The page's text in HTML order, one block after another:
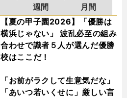
週間
月間
【夏の甲子園2026】「優勝は
横浜じゃない」 波乱必至の組み
合わせで識者５人が選んだ優勝
校はここだ！
「お前がラクして生意気だな」
「あいつ若いくせに」厳しい言